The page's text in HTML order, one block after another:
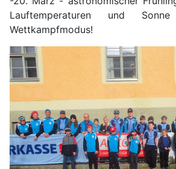
Lauftemperaturen und
Wettkampfmodus!